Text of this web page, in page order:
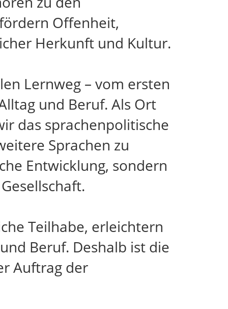
Offenheit,
Herkunft und Kultur.
Lernweg – vom ersten
und Beruf. Als Ort
das sprachenpolitische
Sprachen zu
Entwicklung, sondern
Teilhabe, erleichtern
Beruf. Deshalb ist die
Auftrag der